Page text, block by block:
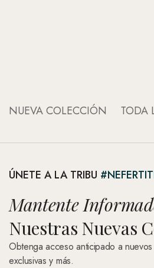
NUEVA COLECCIÓN TODA
ÚNETE A LA TRIBU
Mantente
Nuestras Nuevas
Obtenga acceso anticipado a
exclusivas y más.